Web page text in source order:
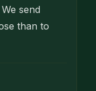
send
than to